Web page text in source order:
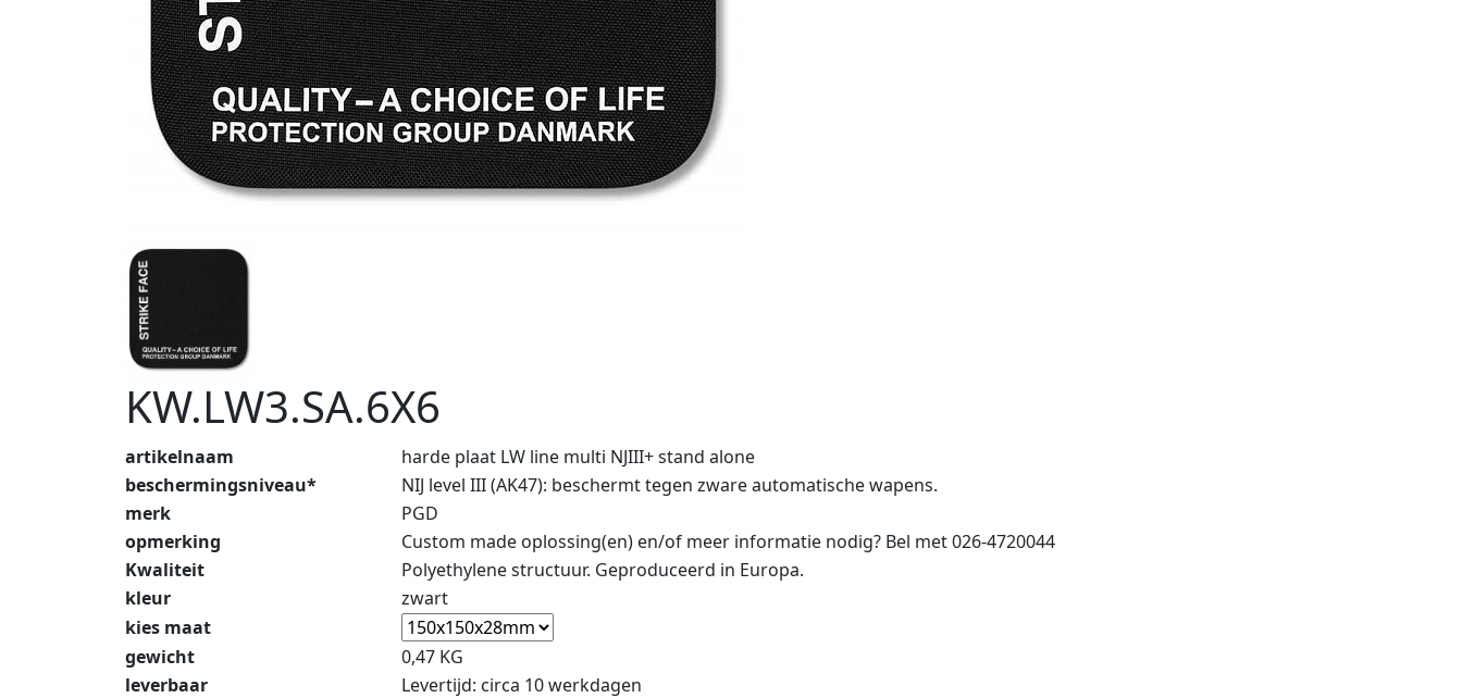
KW.LW3.SA.6X6
artikelnaam
harde plaat LW line multi NJIII+ stand alone
beschermingsniveau*
NIJ level III (AK47): beschermt tegen zware automatische wapens.
merk
PGD
opmerking
Custom made oplossing(en) en/of meer informatie nodig? Bel met 026-4720044
Kwaliteit
Polyethylene structuur. Geproduceerd in Europa.
kleur
zwart
kies maat
gewicht
0,47 KG
leverbaar
Levertijd: circa 10 werkdagen